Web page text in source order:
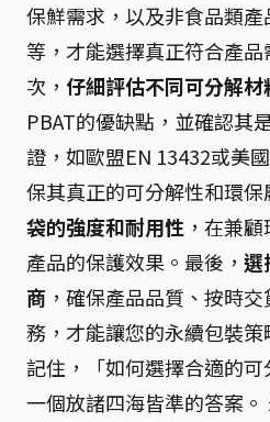
保鮮需求，以及非食品類
等，才能選擇真正符合產
次， 仔細評估不同可分解材
PBAT的優缺點，並確認其
證，如歐盟EN 13432或美
保其真正的可分解性和環保
袋的強度和耐用性 ，在兼
產品的保護效果。最後， 選
商 ，確保產品品質、按時
務，才能讓您的永續包裝策
記住，「如何選擇合適的
一個放諸四海皆準的答案